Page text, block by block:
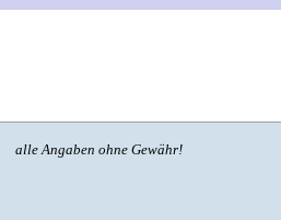
alle Angaben ohne Gewähr!